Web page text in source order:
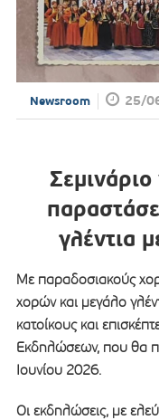
Newsroom 25/
γλέντια
Με παραδοσιακούς
χορών και μεγάλο
κατοίκους και
Εκδηλώσεων, που θα
Ιουνίου 2026.
Οι εκδηλώσεις, με